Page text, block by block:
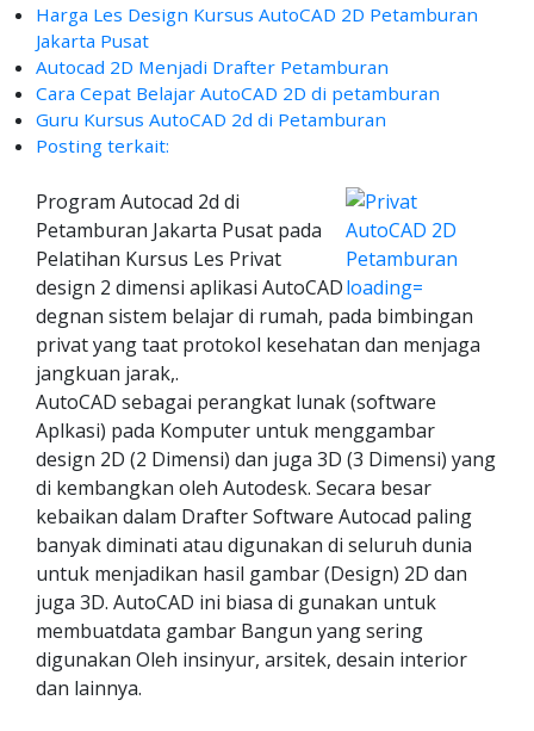
Harga Les Design Kursus AutoCAD 2D Petamburan
Jakarta Pusat
Autocad 2D Menjadi Drafter Petamburan
Cara Cepat Belajar AutoCAD 2D di petamburan
Guru Kursus AutoCAD 2d di Petamburan
Posting terkait:
Program Autocad 2d di
Petamburan Jakarta Pusat pada
Pelatihan Kursus Les Privat
design 2 dimensi aplikasi AutoCAD
degnan sistem belajar di rumah, pada bimbingan
privat yang taat protokol kesehatan dan menjaga
jangkuan jarak,.
AutoCAD sebagai perangkat lunak (software
Aplkasi) pada Komputer untuk menggambar
design 2D (2 Dimensi) dan juga 3D (3 Dimensi) yang
di kembangkan oleh Autodesk. Secara besar
kebaikan dalam Drafter Software Autocad paling
banyak diminati atau digunakan di seluruh dunia
untuk menjadikan hasil gambar (Design) 2D dan
juga 3D. AutoCAD ini biasa di gunakan untuk
membuatdata gambar Bangun yang sering
digunakan Oleh insinyur, arsitek, desain interior
dan lainnya.